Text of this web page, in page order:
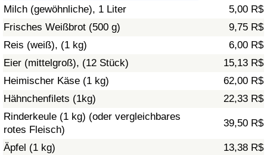
Milch (gewöhnliche), 1 Liter
5,00 R$
Frisches Weißbrot (500 g)
9,75 R$
Reis (weiß), (1 kg)
6,00 R$
Eier (mittelgroß), (12 Stück)
15,13 R$
Heimischer Käse (1 kg)
62,00 R$
Hähnchenfilets (1kg)
22,33 R$
Rinderkeule (1 kg) (oder vergleichbares
rotes Fleisch)
39,50 R$
Äpfel (1 kg)
13,38 R$
Gesundheitsversorgung
Gesundheitsversorgungs-Index (aktuell)
Gesundheitsversorgungs-Index
Gesundheitsversorgungs-Index nach Land
Umweltverschmutzung